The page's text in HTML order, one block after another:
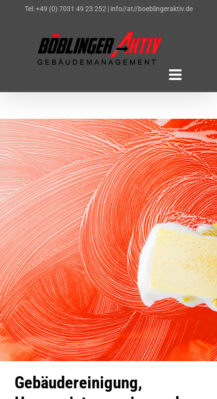
Tel: +49 (0) 7031 49 23 252| info//at//boeblingeraktiv.de
Gebäudereinigung,